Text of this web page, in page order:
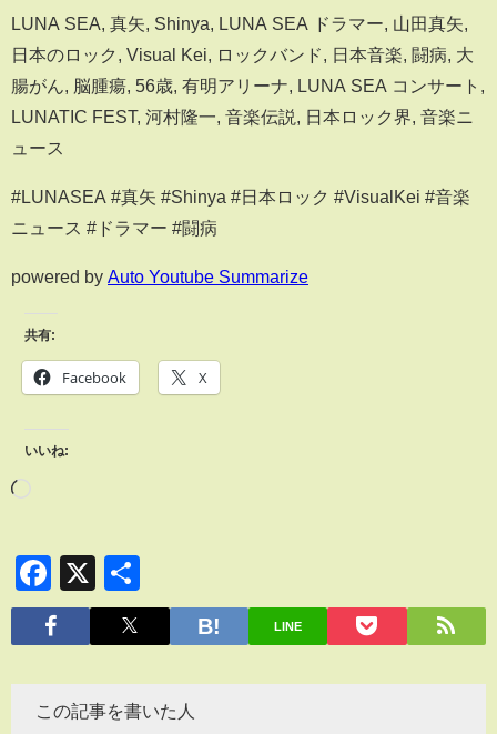
LUNA SEA, 真矢, Shinya, LUNA SEA ドラマー, 山田真矢,
日本のロック, Visual Kei, ロックバンド, 日本音楽, 闘病, 大
腸がん, 脳腫瘍, 56歳, 有明アリーナ, LUNA SEA コンサート,
LUNATIC FEST, 河村隆一, 音楽伝説, 日本ロック界, 音楽ニ
ュース
#LUNASEA #真矢 #Shinya #日本ロック #VisualKei #音楽
ニュース #ドラマー #闘病
powered by Auto Youtube Summarize
共有:
Facebook X
いいね:
Facebook
X
有
LINE
この記事を書いた人